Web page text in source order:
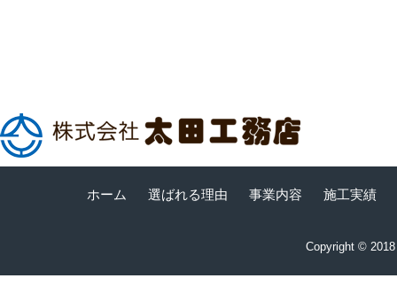
ホーム 選ばれる理由 事業内容 施工実績
Copyright ©